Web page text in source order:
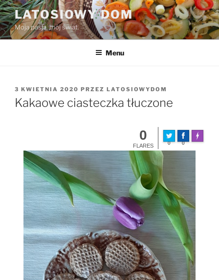
Przejdź
do
treści
LATOSIOWY DOM
Moja pasja, mój świat.
Menu
OPUBLIKOWANE
W
3 KWIETNIA 2020 PRZEZ LATOSIOWYDOM
Kakaowe ciasteczka tłuczone
0
FLARES 0 0
Made with